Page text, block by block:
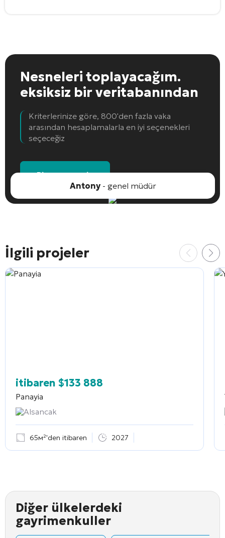
Nesneleri toplayacağım.
eksiksiz bir veritabanından
Kriterlerinize göre, 800'den fazla vaka
arasından hesaplamalarla en iyi seçenekleri
seçeceğiz
Bir nesne seçin
Antony- genel müdür
İlgili projeler
itibaren $133 888
Panayia
Alsancak
65м²'den itibaren 2027
Diğer ülkelerdeki
gayrimenkuller